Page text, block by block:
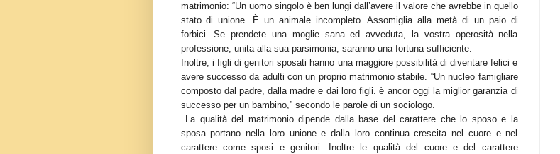
matrimonio: “Un uomo singolo è ben lungi dall’avere il valore che avrebbe in quello
stato di unione. È un animale incompleto. Assomiglia alla metà di un paio di
forbici. Se prendete una moglie sana ed avveduta, la vostra operosità nella
professione, unita alla sua parsimonia, saranno una fortuna sufficiente.
Inoltre, i figli di genitori sposati hanno una maggiore possibilità di diventare felici e
avere successo da adulti con un proprio matrimonio stabile. “Un nucleo famigliare
composto dal padre, dalla madre e dai loro figli. è ancor oggi la miglior garanzia di
successo per un bambino,” secondo le parole di un sociologo.
La qualità del matrimonio dipende dalla base del carattere che lo sposo e la
sposa portano nella loro unione e dalla loro continua crescita nel cuore e nel
carattere come sposi e genitori. Inoltre le qualità del cuore e del carattere